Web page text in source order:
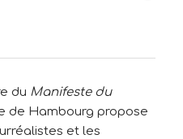
du Manifeste du
de Hambourg propose
et les